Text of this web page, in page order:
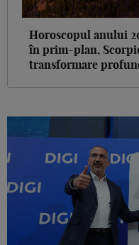
Horoscopul anului
în prim-plan,
transformare